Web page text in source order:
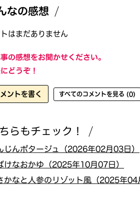
なの感想
はまだありません
の感想をお聞かせください。
どうぞ！
ントを書く すべてのコメントを見る (0)
らもチェック！
じんポタージュ（2026年02月03日）
けなおかゆ（2025年10月07日）
かなと人参のリゾット風（2025年04